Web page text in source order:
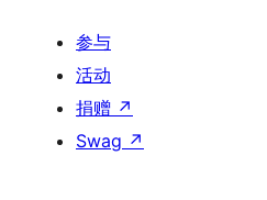
参与
活动
捐赠 ↗
Swag ↗